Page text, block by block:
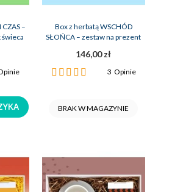
–
Box z herbatą WSCHÓD
SŁOŃCA – zestaw na prezent
146,00 zł
Ocena:
3 Opinie
BRAK W MAGAZYNIE